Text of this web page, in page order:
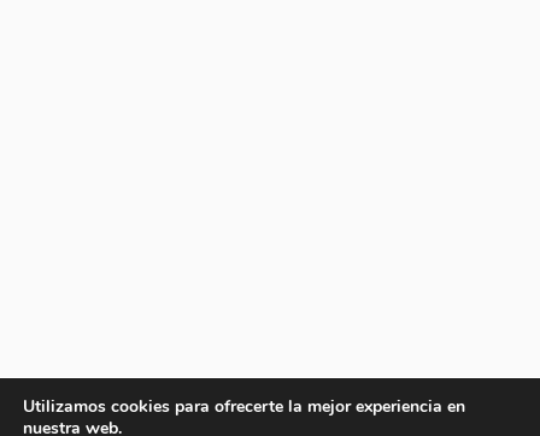
Utilizamos cookies para ofrecerte la mejor experiencia en
nuestra web.